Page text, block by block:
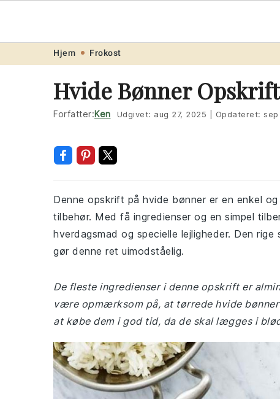
navigation
content
Opskrift.net
Hjem Frokost
Hvide Bønner Opskrift
Forfatter:Ken Udgivet: aug 27, 2025 Opdateret:
Denne opskrift på hvide bønner er en enkel
tilbehør. Med få ingredienser og en simpel
hverdagsmad og specielle lejligheder. Den
gør denne ret uimodståelig.
De fleste ingredienser i denne opskrift er
være opmærksom på, at tørrede hvide
at købe dem i god tid, da de skal lægges i